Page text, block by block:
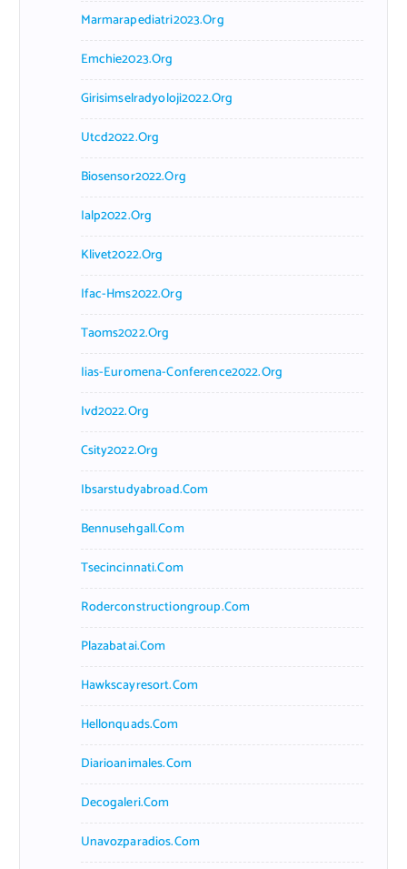
Marmarapediatri2023.org
Emchie2023.org
Girisimselradyoloji2022.org
Utcd2022.org
Biosensor2022.org
Ialp2022.org
Klivet2022.org
Ifac-Hms2022.org
Taoms2022.org
Iias-Euromena-Conference2022.org
Ivd2022.org
Csity2022.org
Ibsarstudyabroad.com
Bennusehgall.com
Tsecincinnati.com
Roderconstructiongroup.com
Plazabatai.com
Hawkscayresort.com
Hellonquads.com
Diarioanimales.com
Decogaleri.com
Unavozparadios.com